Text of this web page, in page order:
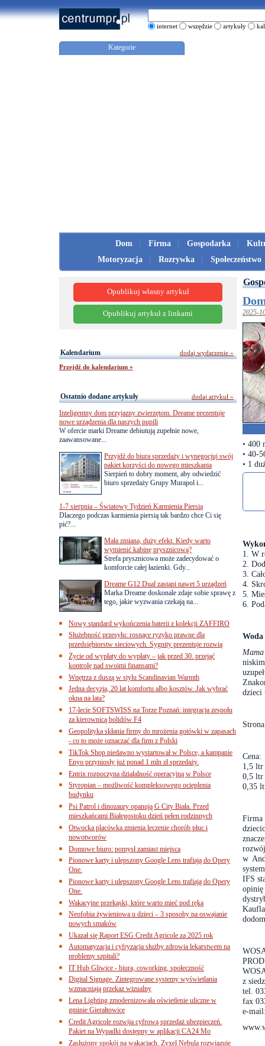
internet wszędzie artykuły
Kategorie
Dom Firma Gospodarka
Motoryzacja
Rozrywka Społeczeństwo
2025-
• 400
• 40-
• 1
1. W
2.
3.
4.
5.
6.
dzieci
Cena:
1,5 ltr
0,5 ltr
0,35
w
IFS
z
tel.
fax
e-
Opublikuj własny artykuł
Opublikuj artykuł z linkami
Kalendarium
Przejdź do kalendarium »
dodaj wydarzenie »
Ostatnio dodane artykuły
Inteligentny dom przyjazny zwierzętom. Dreame prezentuje
nowe urządzenia dla naszych pupili
W ofercie marki Dreame debiutują zupełnie nowe,
zaawansowane...
Przyjdź do biura sprzedaży i wynegocjuj swój
pakiet korzyści do nowego mieszkania
Sierpień to dobry moment, aby odwiedzić
biuro sprzedaży Grupy Murapol i...
1-7 sierpnia – Światowy Tydzień Karmienia Piersią
Dlaczego podczas karmienia piersią tak bardzo chce Ci się
pić?...
Mała zmiana, duży efekt. Kiedy warto
wymienić kabinę prysznicową?
Strefa prysznicowa może zadecydować o
komforcie całej łazienki. Gdy...
Dreame G12 Dual zastąpi nawet 5 urządzeń
Marka Dreame doskonale zdaje sobie sprawę z
tego, jakie wyzwania czekają na...
Nowy standard wykończenia baterii z kolekcji ZAFFIRO
Służebność przesyłu: rosnące ryzyko prawne dla
przedsiębiorstw sieciowych. Sygnity prezentuje rozwią
Życie od wypłaty do wypłaty – jak przed 30. przejąć
kontrolę nad swoimi finansami?
Wnętrza z duszą w stylu Scandinavian Warmth
Jedna decyzja, 20 lat komfortu albo kosztów. Jak wybrać
okna na lata?
17-lecie SOFTSWISS na Torze Poznań: integracja zespołu
za kierownicą bolidów F4
Geopolityka skłania firmy do mrożenia gotówki w zapasach
- co to może oznaczać dla firm z Polski
TikTok Shop niedawno wystartował w Polsce, a kampanie
Enyo przyniosły już ponad 1 mln zł sprzedaży.
Entrix rozpoczyna działalność operacyjną w Polsce
Styropian – możliwość kompleksowego ocieplenia
budynku
Psi Patrol i dinozaury opanują G City Biała. Przed
mieszkańcami Białegostoku dzień pełen rodzinnych
Otwocka placówka zmienia leczenie chorób płuc i
nowotworów
Domowe biuro: pomysł zamiast miejsca
Pionowe karty i ulepszony Google Lens trafiają do Opery
One.
Pionowe karty i ulepszony Google Lens trafiają do Opery
One.
Wakacyjne przekąski, które warto mieć pod ręką
Neofobia żywieniowa u dzieci – 3 sposoby na oswajanie
nowych smaków
Ukazał się Raport ESG Credit Agricole za 2025 rok
Automatyzacja i cyfryzacja służby zdrowia lekarstwem na
problemy szpitali?
IT Hub Gliwice - biura, coworking, społeczność
Digital Signage. Zintegrowane systemy wyświetlania
wzmacniają przekaz wizualny
Lena Lighting zmodernizowała oświetlenie uliczne w
gminie Gierałtowice
Credit Agricole rozwija cyfrową sprzedaż ubezpieczeń.
Pakiet na Wypadki dostępny w aplikacji CA24 Mo
Zasłużony spokój na wakacjach. Zyxel Nebula rozwiązuje
dodaj artykuł »